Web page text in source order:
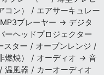
コン） / エアサーキュレー
プレーヤー → デジタ
ーヘッドプロジェクター
スター / オーブンレンジ /
燃焼） / オーディオ → 音
温風器 / カーオーディオ